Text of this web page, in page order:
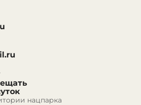
нацпарка